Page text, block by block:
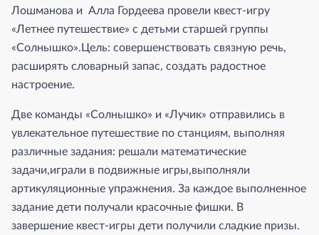
Лошманова и Алла Гордеева провели квест-игру
«Летнее путешествие» с детьми старшей группы
«Солнышко».Цель: совершенствовать связную речь,
расширять словарный запас, создать радостное
настроение.
Две команды «Солнышко» и «Лучик» отправились в
увлекательное путешествие по станциям, выполняя
различные задания: решали математические
задачи,играли в подвижные игры,выполняли
артикуляционные упражнения. За каждое выполненное
задание дети получали красочные фишки. В
завершение квест-игры дети получили сладкие призы.